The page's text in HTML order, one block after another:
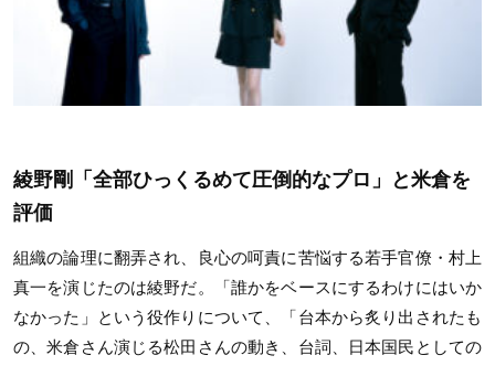
綾野剛「全部ひっくるめて圧倒的なプロ」と米倉を
評価
組織の論理に翻弄され、良心の呵責に苦悩する若手官僚・村上
真一を演じたのは綾野だ。「誰かをベースにするわけにはいか
なかった」という役作りについて、「台本から炙り出されたも
の、米倉さん演じる松田さんの動き、台詞、日本国民としての